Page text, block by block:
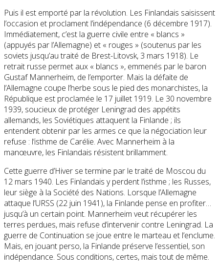
Puis il est emporté par la révolution. Les Finlandais saisissent
l’occasion et proclament l’indépendance (6 décembre 1917).
Immédiatement, c’est la guerre civile entre « blancs »
(appuyés par l’Allemagne) et « rouges » (soutenus par les
soviets jusqu’au traité de Brest-Litovsk, 3 mars 1918). Le
retrait russe permet aux « blancs », emmenés par le baron
Gustaf Mannerheim, de l’emporter. Mais la défaite de
l’Allemagne coupe l’herbe sous le pied des monarchistes, la
République est proclamée le 17 juillet 1919. Le 30 novembre
1939, soucieux de protéger Leningrad des appétits
allemands, les Soviétiques attaquent la Finlande ; ils
entendent obtenir par les armes ce que la négociation leur
refuse : l’isthme de Carélie. Avec Mannerheim à la
manœuvre, les Finlandais résistent brillamment.
Cette guerre d’Hiver se termine par le traité de Moscou du
12 mars 1940. Les Finlandais y perdent l’isthme ; les Russes,
leur siège à la Société des Nations. Lorsque l’Allemagne
attaque l’URSS (22 juin 1941), la Finlande pense en profiter…
jusqu’à un certain point. Mannerheim veut récupérer les
terres perdues, mais refuse d’intervenir contre Leningrad. La
guerre de Continuation se joue entre le marteau et l’enclume.
Mais, en jouant perso, la Finlande préserve l’essentiel, son
indépendance. Sous conditions, certes, mais tout de même.